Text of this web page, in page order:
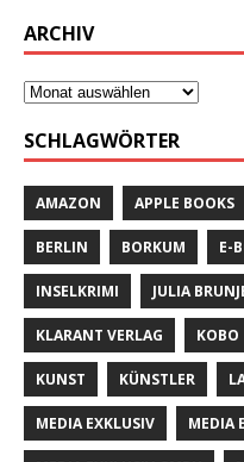
ARCHIV
SCHLAGWÖRTER
AMAZON APPLE BOOKS
BERLIN BORKUM E-
INSELKRIMI JULIA
KLARANT VERLAG KOBO
KUNST KÜNSTLER
MEDIA EXKLUSIV MEDIA